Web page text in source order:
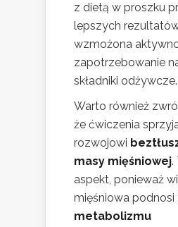
z dietą w proszku
lepszych
wzmożona
zapotrzebowanie
składniki odżywcze.
Warto również
że ćwiczenia
rozwojowi
masy mięśniowej.
aspekt, ponieważ
mięśniowa
metabolizmu